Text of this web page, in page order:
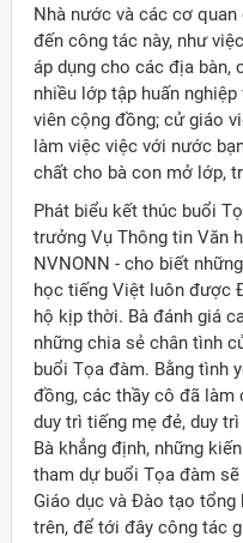
Nhà nước và các cơ
đến công tác này, như
áp dụng cho các địa bàn,
nhiều lớp tập huấn
viên cộng đồng; cử giáo
làm việc việc với nước
chất cho bà con mở lớp,
Phát biểu kết thúc buổi
trưởng Vụ Thông tin Văn
NVNONN - cho biết
học tiếng Việt luôn được
hộ kịp thời. Bà đánh giá
những chia sẻ chân tình
buổi Tọa đàm. Bằng tình
đồng, các thầy cô đã làm
duy trì tiếng mẹ đẻ, duy
Bà khẳng định, những
tham dự buổi Tọa đàm
Giáo dục và Đào tạo tổng
trên, để tới đây công tác